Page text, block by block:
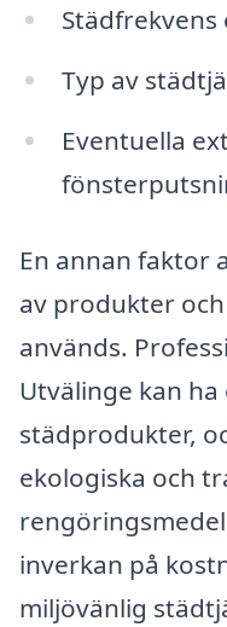
Typ av
Eventuella
En annan faktor
av produkter
används.
Utvälinge kan
städprodukter,
ekologiska och
inverkan på
miljövänlig